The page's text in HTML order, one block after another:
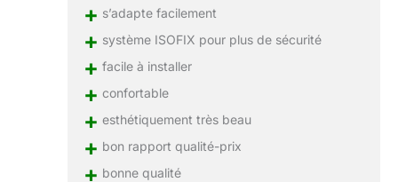
+ s’adapte facilement
+ système ISOFIX pour plus de sécurité
+ facile à installer
+ confortable
+ esthétiquement très beau
+ bon rapport qualité-prix
+ bonne qualité